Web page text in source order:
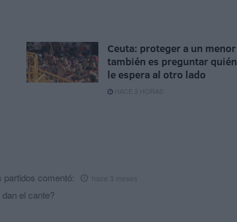
Ceuta: proteger a un menor
también es preguntar quién
le espera al otro lado
HACE 3 HORAS
partidos comentó: hace 3 meses
el cante?